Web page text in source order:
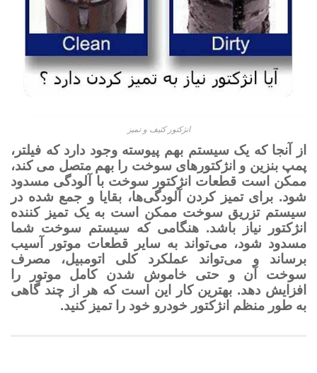
انژکتور کثیف و تمیز
از آنجا که یک سیستم بهم پیوسته وجود دارد که فیلتر،
پمپ بنزین و انژکتورهای سوخت را بهم متصل می کند،
ممکن است قطعات انژکتور سوخت با آلودگی مسدود
شود. برای تمیز کردن آلودگی‌ها، بقایا و جمع شده در
سیستم تزریق سوخت ممکن است به یک تمیز کننده
انژکتور نیاز باشد. هنگامی که سیستم سوخت شما
مسدود شود، می‌تواند به سایر قطعات موتور آسیب
برساند و می‌تواند عملکرد کلی اتومبیل، مصرف
سوخت آن و حتی خاموش شدن کامل موتور را
افزایش دهد. بهترین کار این است که هر از چند گاهی
به طور منظم انژکتور خودرو خود را تمیز کنید.